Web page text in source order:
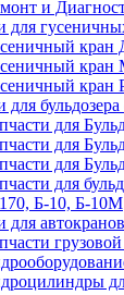
и
для
кран
кран
для
для
для
для
для
Б-10, Б-10М
для автокранов